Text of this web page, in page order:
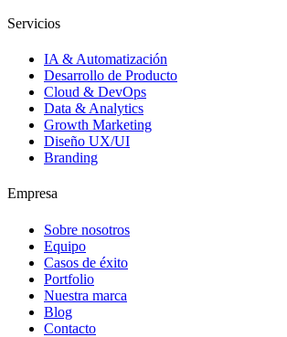
Servicios
IA & Automatización
Desarrollo de Producto
Cloud & DevOps
Data & Analytics
Growth Marketing
Diseño UX/UI
Branding
Empresa
Sobre nosotros
Equipo
Casos de éxito
Portfolio
Nuestra marca
Blog
Contacto